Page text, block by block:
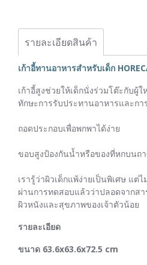
รายละเอียดสินค้า
เก้าอี้ทานอาหารสำหรับเด็ก
เก้าอี้สูงช่วยให้เด็กนั่งร่วมโต๊ะกับผู้
ทักษะการรับประทานอาหารและกา
ถอดประกอบเพื่อพกพาได้ง่าย
ขอบสูงป้องกันน้ำหรือของที่หกบนถ
เรารู้ว่าผิวเด็กแพ้ง่ายเป็นพิเศษ แต่
ผ่านการทดสอบแล้วว่าปลอดจากส
ผิวหนังและสุขภาพของเจ้าตัวน้อย
รายละเอียด
ขนาด 63.6x63.6x72.5 cm